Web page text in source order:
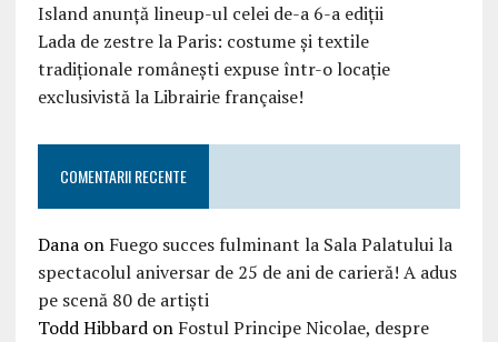
Island anunță lineup-ul celei de-a 6-a ediții
Lada de zestre la Paris: costume și textile
tradiționale românești expuse într-o locație
exclusivistă la Librairie française!
COMENTARII RECENTE
Danaon Fuego succes fulminant la Sala Palatului la
spectacolul aniversar de 25 de ani de carieră! A adus
pe scenă 80 de artiști
Todd Hibbardon Fostul Principe Nicolae, despre